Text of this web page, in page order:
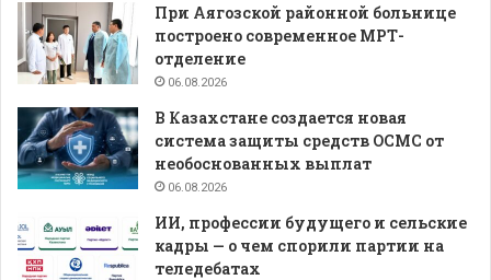
При Аягозской районной больнице
построено современное МРТ-
отделение
06.08.2026
В Казахстане создается новая
система защиты средств ОСМС от
необоснованных выплат
06.08.2026
ИИ, профессии будущего и сельские
кадры — о чем спорили партии на
теледебатах